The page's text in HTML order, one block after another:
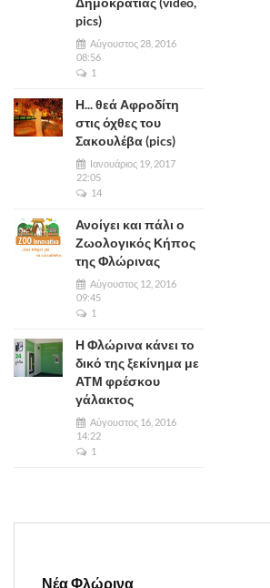
pics)
Αύγουστος 28, 2016
08:56
1
Η... θεά Αφροδίτη
στις όχθες του
Σακουλέβα (pics)
Ιανουάριος 19, 2017
22:05
14
Ανοίγει και πάλι ο
Ζωολογικός Κήπος
της Φλώρινας
Αύγουστος 12, 2016
09:45
1
Η Φλώρινα κάνει το
δικό της ξεκίνημα με
ΑΤΜ φρέσκου
γάλακτος
Αύγουστος 16, 2016
14:22
1
Νέα Φλώρινα